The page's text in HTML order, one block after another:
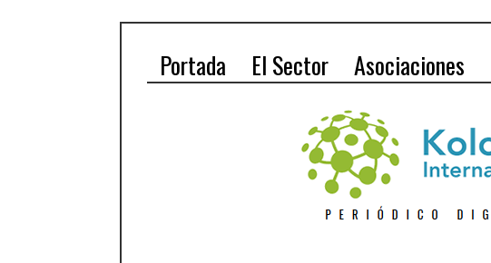
Portada El Sector Asociaciones